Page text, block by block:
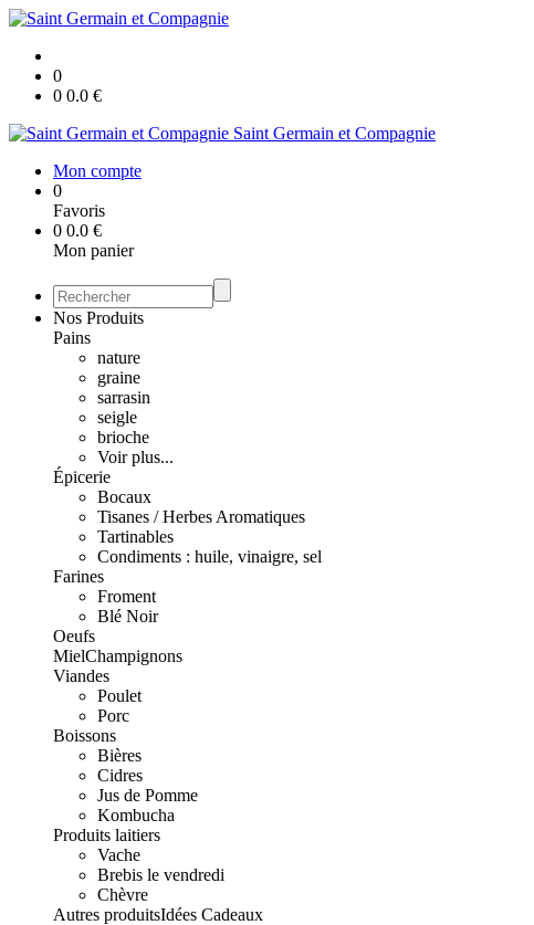
0
0 0.0 €
Saint Germain et Compagnie
Mon compte
0
Favoris
0 0.0 €
Mon panier
Nos Produits
Pains
nature
graine
sarrasin
seigle
brioche
Voir plus...
Épicerie
Bocaux
Tisanes / Herbes Aromatiques
Tartinables
Condiments : huile, vinaigre, sel
Farines
Froment
Blé Noir
Oeufs
MielChampignons
Viandes
Poulet
Porc
Boissons
Bières
Cidres
Jus de Pomme
Kombucha
Produits laitiers
Vache
Brebis le vendredi
Chèvre
Autres produitsIdées Cadeaux